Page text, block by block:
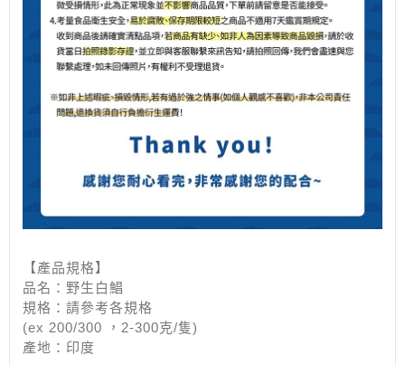
【產品規格】
品名：野生白鯧
規格：請參考各規格
(ex 200/300 ，2-300克/隻)
產地：印度